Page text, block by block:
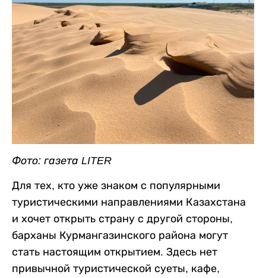
Фото: газета LITER
Для тех, кто уже знаком с популярными
туристическими направлениями Казахстана
и хочет открыть страну с другой стороны,
барханы Курмангазинского района могут
стать настоящим открытием. Здесь нет
привычной туристической суеты, кафе,